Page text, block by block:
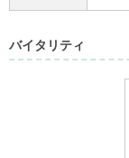
バイタリティ